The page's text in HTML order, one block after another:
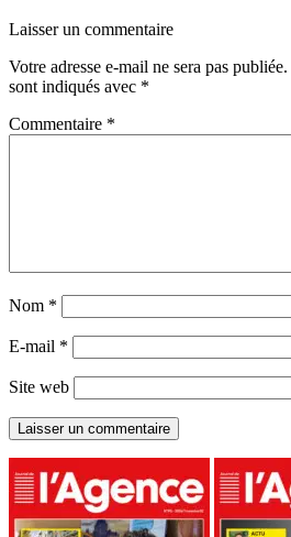
Laisser un commentaire
Votre adresse e-mail ne sera pas publiée.
sont indiqués avec *
Commentaire *
Nom *
E-mail *
Site web